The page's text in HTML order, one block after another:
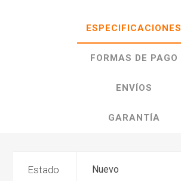
ESPECIFICACIONES
FORMAS DE PAGO
ENVÍOS
GARANTÍA
Estado Nuevo